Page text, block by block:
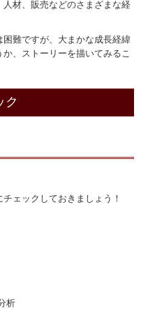
材、販売などのさまざまな経
難ですが、大まかな成長経緯
、ストーリーを描いてみるこ
ク
ェックしておきましょう！
析